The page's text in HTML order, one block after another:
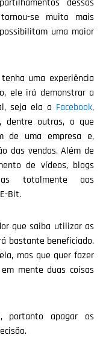
dessas
se muito mais
uma maior
uma experiência
ele irá demonstrar a
seja ela o Facebook,
dentre outras, o que
de uma empresa e,
das vendas. Além de
de vídeos, blogs
totalmente aos
Bit.
que saiba utilizar as
bastante beneficiado.
mas que quer fazer
mente duas coisas
portanto apagar os